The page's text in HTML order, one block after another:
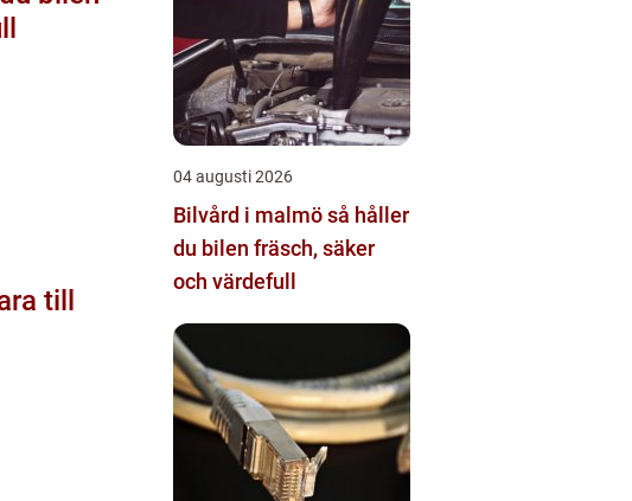
04 augusti 2026
Bilvård i malmö så håller
du bilen fräsch, säker
och värdefull